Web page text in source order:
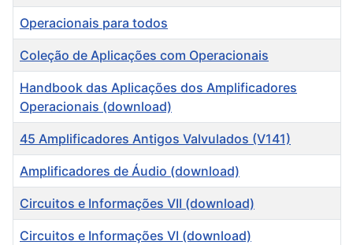
Operacionais para todos
Coleção de Aplicações com Operacionais
Handbook das Aplicações dos Amplificadores
Operacionais (download)
45 Amplificadores Antigos Valvulados (V141)
Amplificadores de Áudio (download)
Circuitos e Informações VII (download)
Circuitos e Informações VI (download)